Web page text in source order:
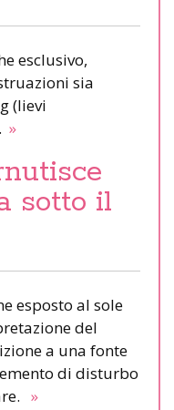
esclusivo,
sia
(lievi
»
sotto il
esposto al sole
del
a una fonte
di disturbo
»